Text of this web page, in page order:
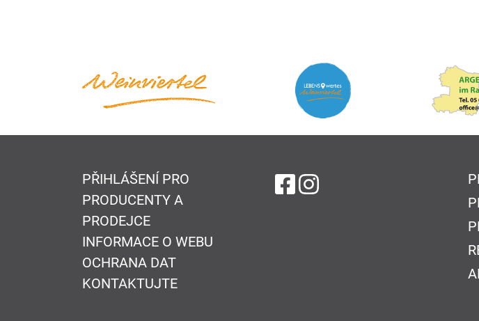
PŘIHLÁŠENÍ PRO
PRODUCENTY A
PRODEJCE
INFORMACE O WEBU
OCHRANA DAT
KONTAKTUJTE
na Facebook
na Instagram